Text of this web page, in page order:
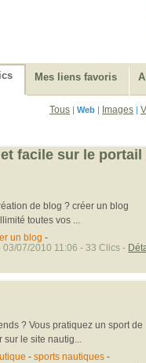
Mes liens favoris
Tous | Web | Images |
facile sur le portail
de blog ? créer un blog
toutes vos ...
un blog -
03/07/2010 11:06 - 33 Clics -
? Vous pratiquez un sport de
le site nautig...
- sports nautiques-